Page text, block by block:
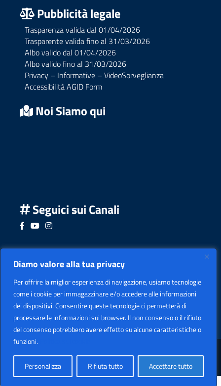
Diamo valore alla tua privacy
Per offrire la miglior esperienza di navigazione, usiamo tecnologie
come i cookie per immagazzinare e/o accedere alle informazioni
dei dispositivi. Consentire queste tecnologie ci permetterà di
processare le informazioni sui browser. Il non consenso o il rifiuto
del consenso potrebbero avere effetto su alcune caratteristiche o
funzioni.
Personalizza Rifiuta tutto Accettare tutto
Pubblicità legale
Trasparenza valida dal 01/04/2026
Trasparente valida fino al 31/03/2026
Albo valido dal 01/04/2026
Albo valido fino al 31/03/2026
Privacy – Informative – VideoSorveglianza
Accessibilità AGID Form
Noi Siamo qui
Seguici sui Canali
Seguici su Facebook
Seguici su YouTube
Seguici su Instagram
Sezione Legale Copyright 2026 I.I.S. "LEARDI"